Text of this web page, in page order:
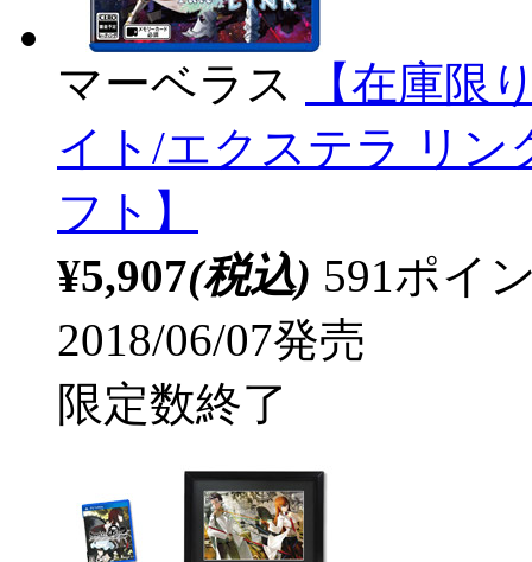
マーベラス
【在庫限
イト/エクステラ リン
フト】
¥5,907(税込) 591ポイ
2018/06/07発売
限定数終了